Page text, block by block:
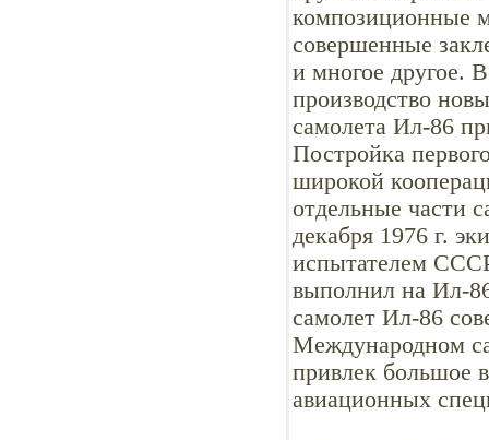
композиционные
совершенные
и многое другое.
производство
самолета Ил-86
Постройка
широкой
отдельные части
декабря 1976 г.
испытателем
выполнил на Ил-
самолет Ил-86
Международном
привлек большое
авиационных